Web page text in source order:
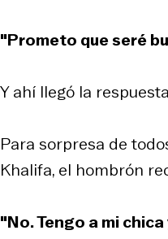
"Prometo que seré
Y ahí llegó la
Para sorpresa de
Khalifa, el hombrón
"No. Tengo a mi